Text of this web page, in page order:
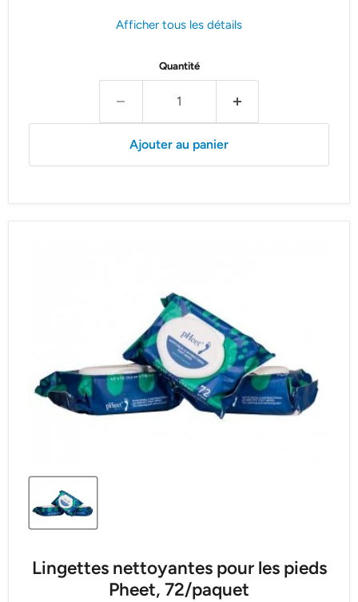
Afficher tous les détails
Quantité
Ajouter au panier
Lingettes nettoyantes pour les pieds
Pheet, 72/paquet